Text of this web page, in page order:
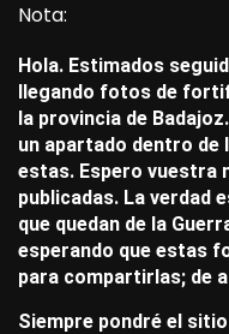
Nota:
Hola. Estimados
llegando fotos de
la provincia de
un apartado dentro
estas. Espero vuestra
publicadas. La verdad
que quedan de la
esperando que estas
para compartirlas; de
Siempre pondré el